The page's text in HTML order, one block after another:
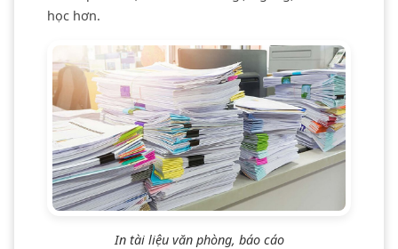
học hơn.
In tài liệu văn phòng, báo cáo